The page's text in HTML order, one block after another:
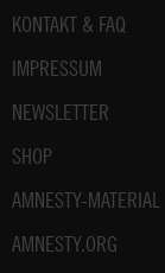
Fußbereich
KONTAKT & FAQ
IMPRESSUM
NEWSLETTER
SHOP
AMNESTY-MATERIAL
AMNESTY.ORG